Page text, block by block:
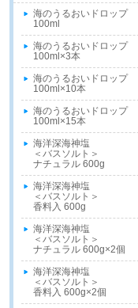
海のうるおいドロップ
100ml
海のうるおいドロップ
100ml×3本
海のうるおいドロップ
100ml×10本
海のうるおいドロップ
100ml×15本
海洋深海神塩
＜バスソルト＞
ナチュラル 600g
海洋深海神塩
＜バスソルト＞
香料入 600g
海洋深海神塩
＜バスソルト＞
ナチュラル 600g×2個
海洋深海神塩
＜バスソルト＞
香料入 600g×2個